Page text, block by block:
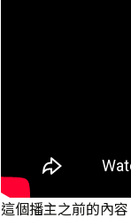
這個播主之前的內